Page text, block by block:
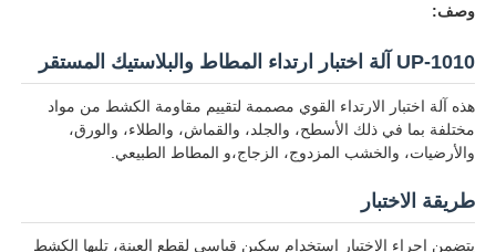
منزل
وصف:
UP-1010 آلة اختبار ارتداء المطاط والبلاستيك المستقر
هذه آلة اختبار الارتداء القوي مصممة لتقييم مقاومة الكشط من مواد
مختلفة بما في ذلك الأسطح، والجلد، والقماش، والطلاء، والورق،
والأرضيات، والخشب المزدوج، الزجاج،و المطاط الطبيعي.
طريقة الاختبار
يتضمن إجراء الاختبار استخدام سكين قياسي لقطع العينة، تليها الكشط